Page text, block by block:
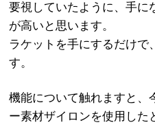
要視していたように、手に
が高いと思います。
ラケットを手にするだけで
す。
機能について触れますと、
ー素材ザイロンを使用した